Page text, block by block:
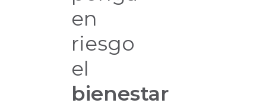
en
riesgo
el
bienestar